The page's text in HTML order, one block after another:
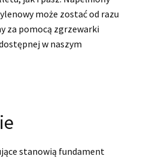
może zostać od razu
za pomocą zgrzewarki
w naszym
stanowią fundament